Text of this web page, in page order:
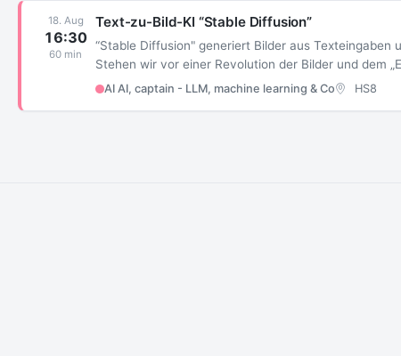
18. Aug
16:30
60 min
Text-zu-Bild-KI “Stable Diffusion”
“Stable Diffusion" generiert Bilder aus
Stehen wir vor einer Revolution der Bilder und dem
AI AI, captain - LLM, machine learning & Co HS8